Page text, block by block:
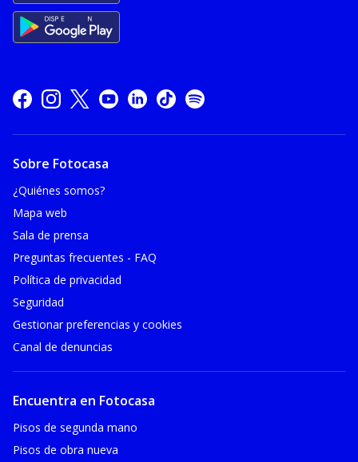
Sobre Fotocasa
¿Quiénes somos?
Mapa web
Sala de prensa
Preguntas frecuentes - FAQ
Política de privacidad
Seguridad
Gestionar preferencias y cookies
Canal de denuncias
Encuentra en Fotocasa
Pisos de segunda mano
Pisos de obra nueva